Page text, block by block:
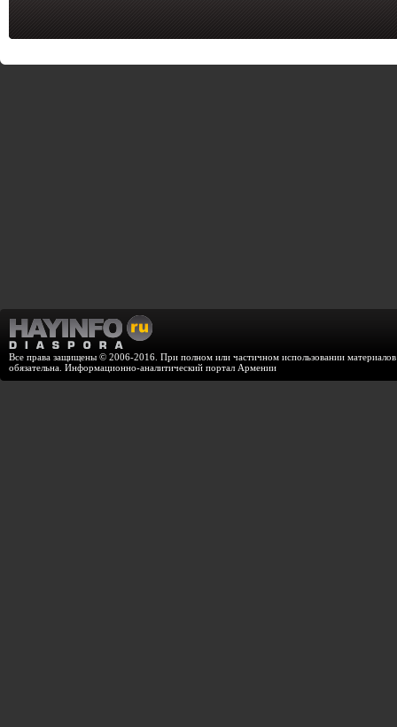
Все права защищены © 2006-2016. При полном или частичном использовании
обязательна. Информационно-аналитический портал Армении